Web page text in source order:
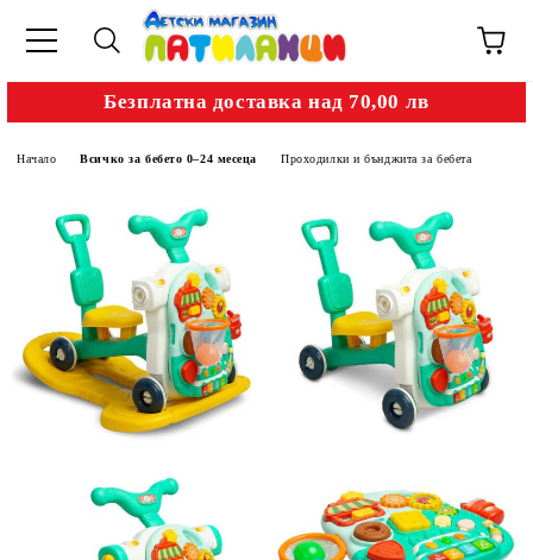
Безплатна доставка над 70,00 лв
Начало Всичко за бебето 0–24 месеца Проходилки и бънджита за бебета